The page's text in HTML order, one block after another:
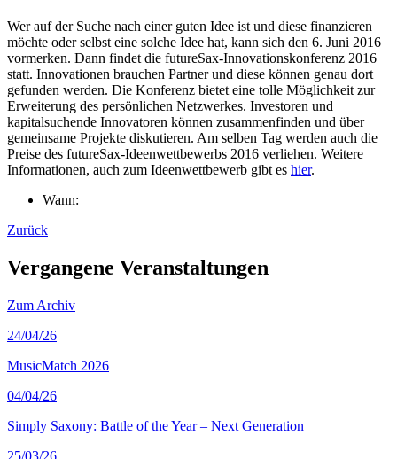
Wer auf der Suche nach einer guten Idee ist und diese finanzieren
möchte oder selbst eine solche Idee hat, kann sich den 6. Juni 2016
vormerken. Dann findet die futureSax-Innovationskonferenz 2016
statt. Innovationen brauchen Partner und diese können genau dort
gefunden werden. Die Konferenz bietet eine tolle Möglichkeit zur
Erweiterung des persönlichen Netzwerkes. Investoren und
kapitalsuchende Innovatoren können zusammenfinden und über
gemeinsame Projekte diskutieren. Am selben Tag werden auch die
Preise des futureSax-Ideenwettbewerbs 2016 verliehen. Weitere
Informationen, auch zum Ideenwettbewerb gibt es hier.
Wann:
Zurück
Vergangene Veranstaltungen
Zum Archiv
24/04/26
MusicMatch 2026
04/04/26
Simply Saxony: Battle of the Year – Next Generation
25/03/26